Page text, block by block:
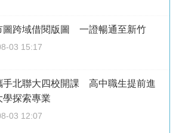
圖跨域借閱版圖 一證暢通至新竹
03 15:17
手北聯大四校開課 高中職生提前進
學探索專業
03 12:07